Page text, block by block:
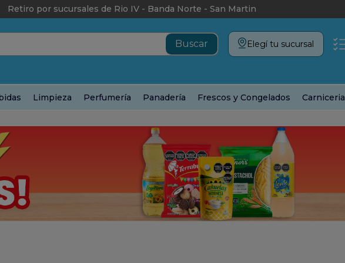
Retiro por sucursales de Rio IV - Banda Norte - San Martin
Elegí tu sucursal
Limpieza Perfumería Panadería Frescos y Congelados Carniceria